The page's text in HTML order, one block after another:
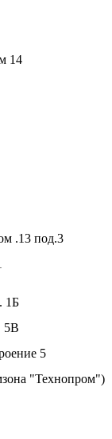
14
.13 под.3
1Б
5В
5
"Технопром")